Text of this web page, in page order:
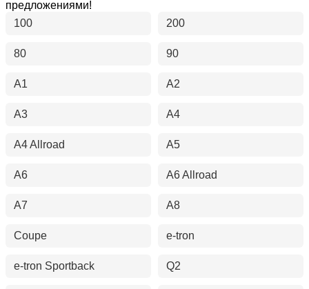
предложениями!
100
200
80 90
A1 A2
A3 A4
A4 Allroad A5
A6 A6 Allroad
A7 A8
Coupe e-tron
e-tron Sportback Q2